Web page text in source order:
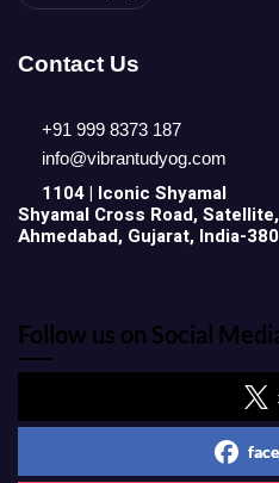
Contact Us
+91 999 8373 187
info@vibrantudyog.com
1104 | Iconic Shyamal
Shyamal Cross Road, Satellite,
Ahmedabad, Gujarat, India-
Follow us on Social